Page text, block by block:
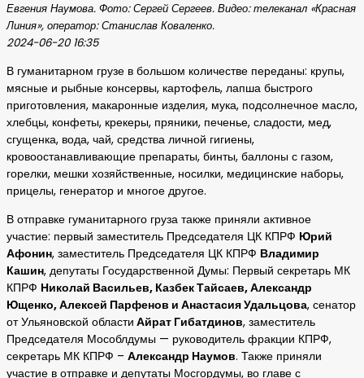
Евгения Наумова. Фото: Сергей Сергеев. Видео: телеканал «Красная
Линия», оператор: Станислав Коваленко.
2024-06-20 16:35
В гуманитарном грузе в большом количестве переданы: крупы,
мясные и рыбные консервы, картофель, лапша быстрого
приготовления, макаронные изделия, мука, подсолнечное масло,
хлебцы, конфеты, крекеры, пряники, печенье, сладости, мед,
сгущенка, вода, чай, средства личной гигиены,
кровоостанавливающие препараты, бинты, баллоны с газом,
горелки, мешки хозяйственные, носилки, медицинские наборы,
прицелы, генератор и многое другое.
В отправке гуманитарного груза также приняли активное
участие: первый заместитель Председателя ЦК КПРФ Юрий
Афонин, заместитель Председателя ЦК КПРФ Владимир
Кашин, депутаты Государственной Думы: Первый секретарь МК
КПРФ Николай Васильев, Казбек Тайсаев, Александр
Ющенко, Алексей Парфенов и Анастасия Удальцова, сенатор
от Ульяновской области Айрат Гибатдинов, заместитель
Председателя Мособлдумы — руководитель фракции КПРФ,
секретарь МК КПРФ – Александр Наумов. Также приняли
участие в отправке и депутаты Мосгордумы, во главе с